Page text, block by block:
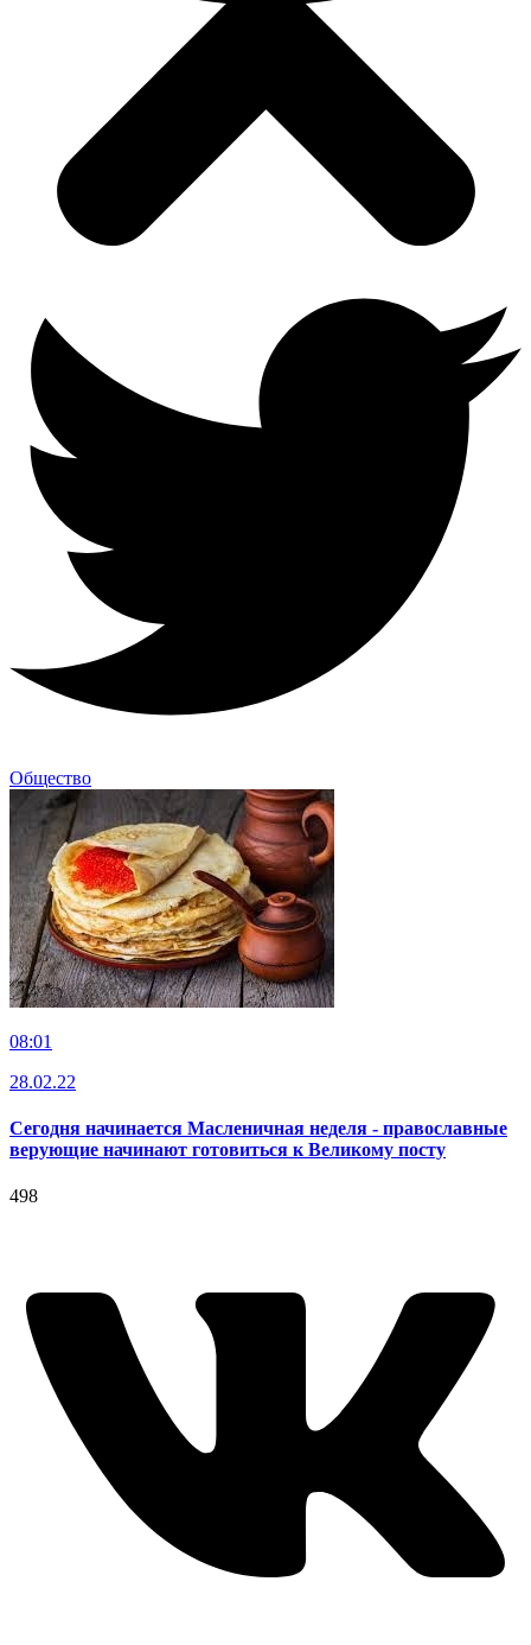
Общество
08:01
28.02.22
Сегодня начинается Масленичная неделя - православные
верующие начинают готовиться к Великому посту
498